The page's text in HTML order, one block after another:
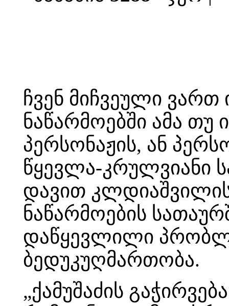
ჩვენ მიჩვეული
ნაწარმოებში ამა
პერსონაჟის, ან
წყევლა-კრულვიანი
დავით
ნაწარმოების
დაწყევლილი
ბედუკუღმართობა.
„ქამუშაძის